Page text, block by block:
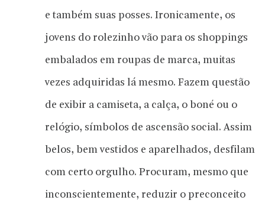
e também suas posses. Ironicamente, os
jovens do rolezinho vão para os shoppings
embalados em roupas de marca, muitas
vezes adquiridas lá mesmo. Fazem questão
de exibir a camiseta, a calça, o boné ou o
relógio, símbolos de ascensão social. Assim
belos, bem vestidos e aparelhados, desfilam
com certo orgulho. Procuram, mesmo que
inconscientemente, reduzir o preconceito